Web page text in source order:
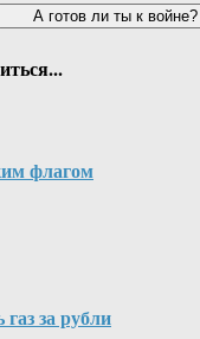
флагом
за рубли